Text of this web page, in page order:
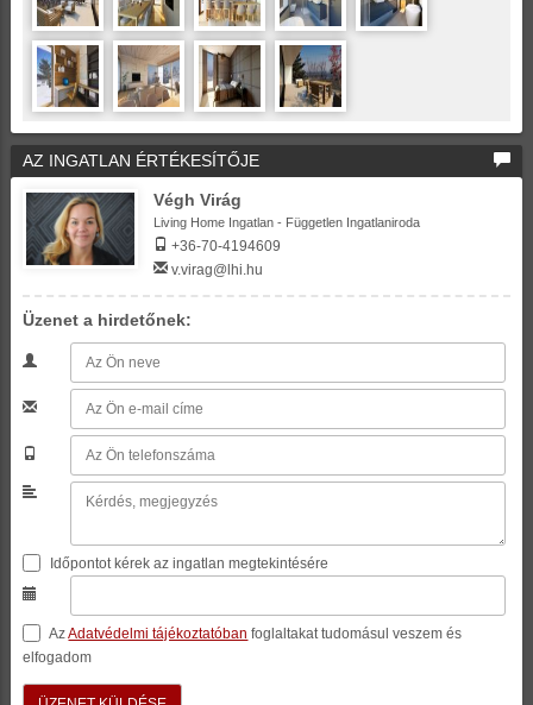
AZ INGATLAN ÉRTÉKESÍTŐJE
Végh Virág
Living Home Ingatlan - Független Ingatlaniroda
+36-70-4194609
v.virag@lhi.hu
Üzenet a hirdetőnek:
Időpontot kérek az ingatlan megtekintésére
AzAdatvédelmi tájékoztatóban foglaltakat tudomásul veszem és
elfogadom